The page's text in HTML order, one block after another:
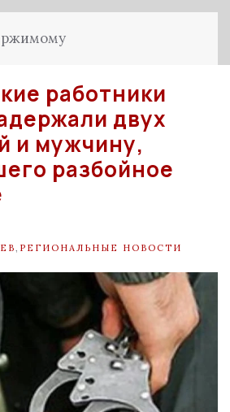
работники
двух
и мужчину,
разбойное
РЕГИОНАЛЬНЫЕ НОВОСТИ